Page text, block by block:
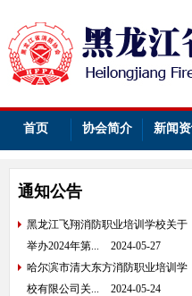
首页 协会简介 新闻
通知公告
黑龙江飞翔消防职业培训学校关于
举办2024年第...
2024-05-27
哈尔滨市清大东方消防职业培训学
校有限公司关...
2024-05-24